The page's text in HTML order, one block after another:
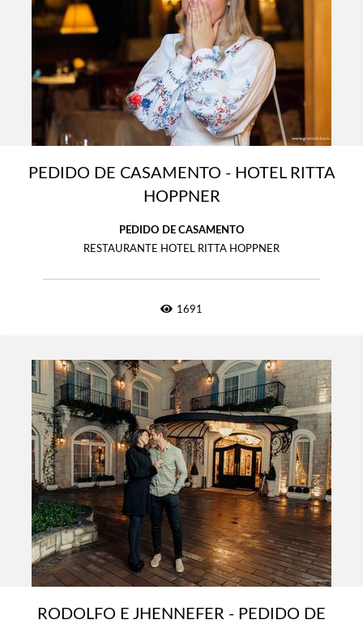
PEDIDO DE CASAMENTO - HOTEL RITTA
HOPPNER
PEDIDO DE CASAMENTO
RESTAURANTE HOTEL RITTA HOPPNER
1691
RODOLFO E JHENNEFER - PEDIDO DE